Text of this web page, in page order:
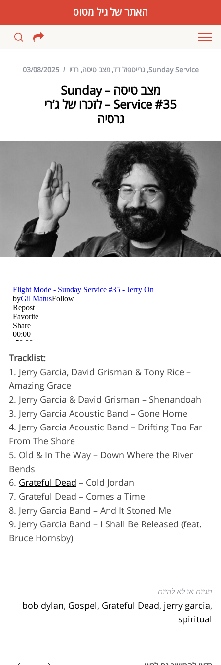
Sunday Service
,גרייטפול דד,מצב טיסה, רדיו 03/08/2025
מצב טיסה – Sunday
Service #35 – לזכרו של ג’רי
גרסיה
Tracklist:
1. Jerry Garcia, David Grisman & Tony Rice –
Amazing Grace
2. Jerry Garcia & David Grisman – Shenandoah
3. Jerry Garcia Acoustic Band – Gone Home
4. Jerry Garcia Acoustic Band – Drifting Too Far
From The Shore
5. Old & In The Way – Down Where the River
Bends
6. Grateful Dead – Cold Jordan
7. Grateful Dead – Comes a Time
8. Jerry Garcia Band – And It Stoned Me
9. Jerry Garcia Band – I Shall Be Released (feat.
Bruce Hornsby)
תגיות או לא להיות
bob dylan, Gospel, Grateful Dead, jerry garcia,
spiritual
e
a
c
האתר של גיל מטוס